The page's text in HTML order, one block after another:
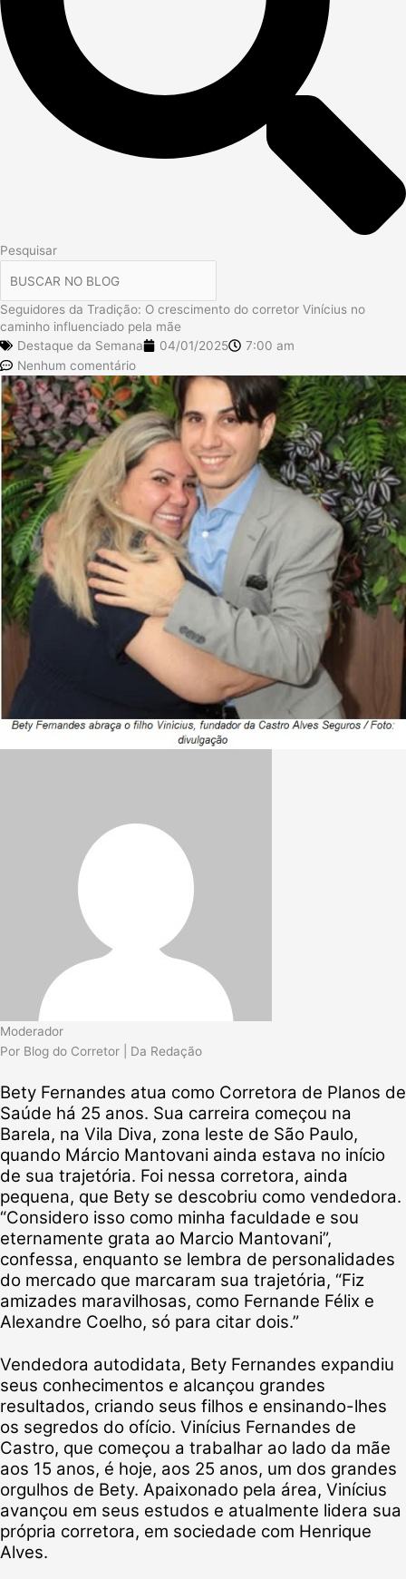
Pesquisar
Seguidores da Tradição: O crescimento do corretor Vinícius no
caminho influenciado pela mãe
Destaque da Semana
04/01/2025
7:00 am
Nenhum comentário
Moderador
Por Blog do Corretor | Da Redação
Bety Fernandes atua como Corretora de Planos de
Saúde há 25 anos. Sua carreira começou na
Barela, na Vila Diva, zona leste de São Paulo,
quando Márcio Mantovani ainda estava no início
de sua trajetória. Foi nessa corretora, ainda
pequena, que Bety se descobriu como vendedora.
“Considero isso como minha faculdade e sou
eternamente grata ao Marcio Mantovani”,
confessa, enquanto se lembra de personalidades
do mercado que marcaram sua trajetória, “Fiz
amizades maravilhosas, como Fernande Félix e
Alexandre Coelho, só para citar dois.”
Vendedora autodidata, Bety Fernandes expandiu
seus conhecimentos e alcançou grandes
resultados, criando seus filhos e ensinando-lhes
os segredos do ofício. Vinícius Fernandes de
Castro, que começou a trabalhar ao lado da mãe
aos 15 anos, é hoje, aos 25 anos, um dos grandes
orgulhos de Bety. Apaixonado pela área, Vinícius
avançou em seus estudos e atualmente lidera sua
própria corretora, em sociedade com Henrique
Alves.